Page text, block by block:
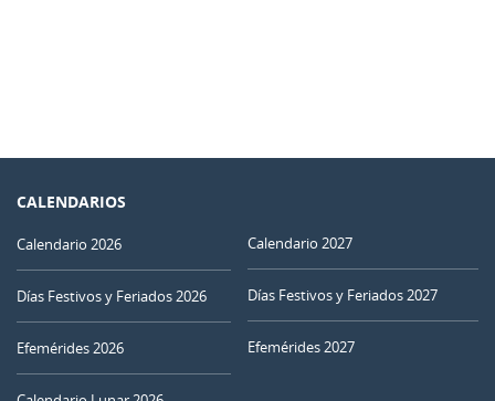
CALENDARIOS
Calendario 2026
Días Festivos y Feriados 2026
Efemérides 2026
Calendario 2027
Días Festivos y Feriados 2027
Efemérides 2027